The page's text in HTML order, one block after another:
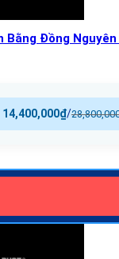
Bằng Đồng
/
14,400,000₫